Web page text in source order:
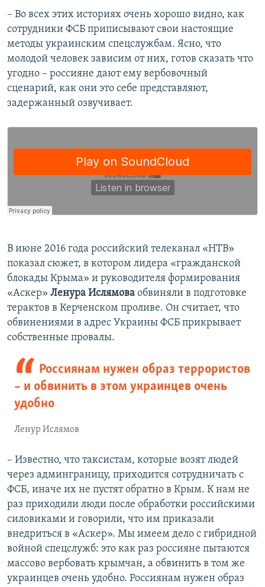
– Во всех этих историях очень хорошо видно, как
сотрудники ФСБ приписывают свои настоящие
методы украинским спецслужбам. Ясно, что
молодой человек зависим от них, готов сказать что
угодно – россияне дают ему вербовочный
сценарий, как они это себе представляют,
задержанный озвучивает.
В июне 2016 года российский телеканал «НТВ»
показал сюжет, в котором лидера «гражданской
блокады Крыма» и руководителя формирования
«Аскер» Ленура Ислямова обвиняли в подготовке
терактов в Керченском проливе. Он считает, что
обвинениями в адрес Украины ФСБ прикрывает
собственные провалы.
Россиянам нужен образ террористов
– и обвинить в этом украинцев очень
удобно
Ленур Ислямов
– Известно, что таксистам, которые возят людей
через админграницу, приходится сотрудничать с
ФСБ, иначе их не пустят обратно в Крым. К нам не
раз приходили люди после обработки российскими
силовиками и говорили, что им приказали
внедриться в «Аскер». Мы имеем дело с гибридной
войной спецслужб: это как раз россияне пытаются
массово вербовать крымчан, а обвинить в том же
украинцев очень удобно. Россиянам нужен образ